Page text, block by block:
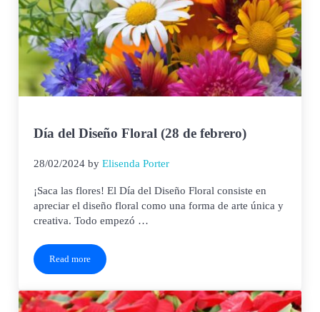
Día del Diseño Floral (28 de febrero)
28/02/2024 byElisenda Porter
¡Saca las flores! El Día del Diseño Floral consiste en
apreciar el diseño floral como una forma de arte única y
creativa. Todo empezó …
Read moreDía del Diseño Floral (28 de febrero)